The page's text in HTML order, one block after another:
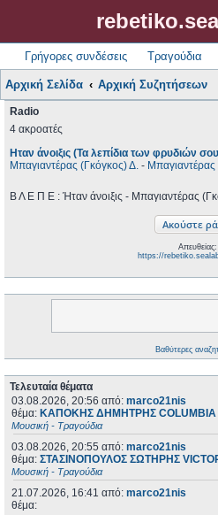
Γρήγορες συνδέσεις Τραγούδια
Αρχική Σελίδα Αρχική Συζητήσεων
Radio
4 ακροατές
Ηταν άνοιξις (Τα λεπίδια των φρυδιών
Μπαγιαντέρας (Γκόγκος) Δ. -
Β Λ Ε Π Ε : Ήταν άνοιξις - Μπαγιαντέρας
Απευθείας:
https://
Βαθύτερες
Τελευταία θέματα
03.08.2026, 20:56 από: marco21nis
θέμα: ΚΑΠΟΚΗΣ ΔΗΜΗΤΡΗΣ COLUMBIA
Μουσική - Τραγούδια
03.08.2026, 20:55 από: marco21nis
θέμα: ΣΤΑΣΙΝΟΠΟΥΛΟΣ ΣΩΤΗΡΗΣ
Μουσική - Τραγούδια
21.07.2026, 16:41 από: marco21nis
θέμα: